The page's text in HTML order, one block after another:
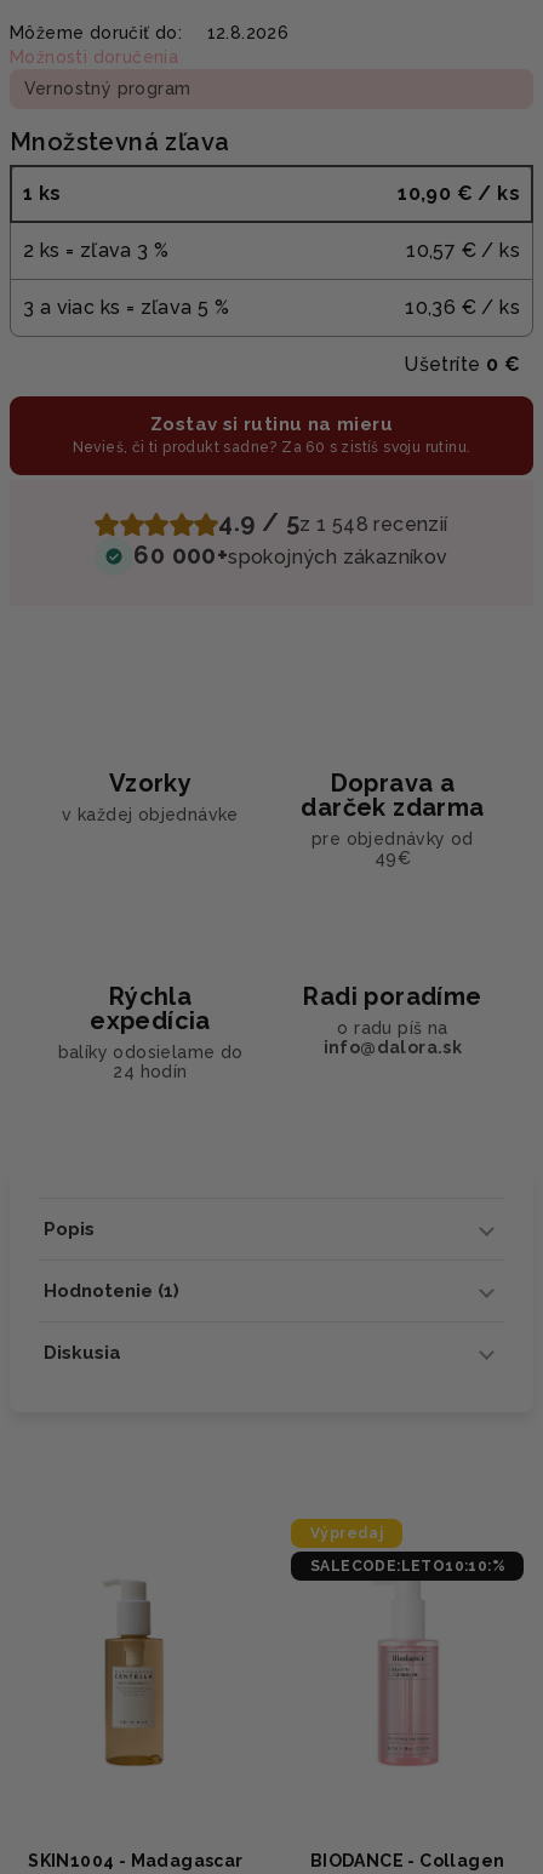
cena:
Môžeme doručiť do:
12.8.2026
Možnosti doručenia
Vernostný program
Množstevná zľava
1 ks 10,90 € / ks
2 ks = zľava 3 % 10,57 € / ks
3 a viac ks = zľava 5 % 10,36 € / ks
Ušetríte 0 €
Zostav si rutinu na mieru
Nevieš, či ti produkt sadne? Za 60 s zistíš svoju rutinu.
4.9 / 5z 1 548 recenzií
60 000+spokojných zákazníkov
Vzorky
v každej objednávke
Doprava a
darček zdarma
pre objednávky od
49€
Rýchla
expedícia
balíky odosielame do
24 hodín
Radi poradíme
o radu píš na
info@dalora.sk
Popis
Hodnotenie (1)
Diskusia
SKIN1004 - Madagascar
Výpredaj
SALECODE:LETO10:10:%
BIODANCE - Collagen